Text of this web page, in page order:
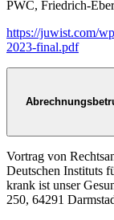
PWC, Friedrich-
https://juwist.com/
2023-final.pdf
Vortrag von
Deutschen Instituts
krank ist unser
250, 64291